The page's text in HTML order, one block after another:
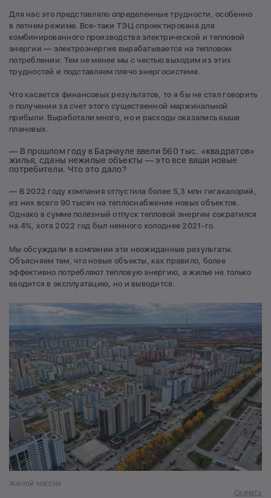
Для нас это представляло определенные трудности, особенно
в летнем режиме. Все-таки ТЭЦ спроектирована для
комбинированного производства электрической и тепловой
энергии — электроэнергия вырабатывается на тепловом
потреблении. Тем не менее мы с честью выходим из этих
трудностей и подставляем плечо энергосистеме.
Что касается финансовых результатов, то я бы не стал говорить
о получении за счет этого существенной маржинальной
прибыли. Выработали много, но и расходы оказались выше
плановых.
— В прошлом году в Барнауле ввели 560 тыс. «квадратов»
жилья, сданы нежилые объекты — это все ваши новые
потребители. Что это дало?
— В 2022 году компания отпустила более 5,3 млн гигакалорий,
из них всего 90 тысяч на теплоснабжение новых объектов.
Однако в сумме полезный отпуск тепловой энергии сократился
на 4%, хотя 2022 год был немного холоднее 2021-го.
Мы обсуждали в компании эти неожиданные результаты.
Объясняем тем, что новые объекты, как правило, более
эффективно потребляют тепловую энергию, а жилье не только
вводится в эксплуатацию, но и выводится.
Жилой массив
Скачать